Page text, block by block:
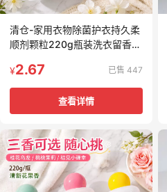
清仓-家用衣物除菌护衣持久柔
顺剂颗粒220g瓶装洗衣留香珠
¥2.67 已售 447
查看详情